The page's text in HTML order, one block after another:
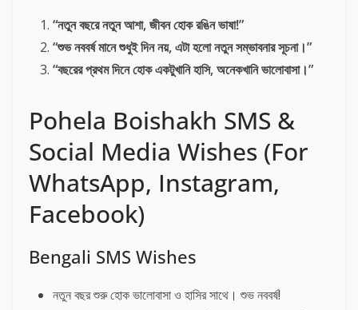
“নতুন বছরে নতুন আশা, জীবন হোক রঙিন ভাষা!”
“শুভ নববর্ষ মানে শুধুই দিন নয়, এটা হলো নতুন সম্ভাবনার সূচনা।”
“বছরের প্রথম দিনে হোক একটুখানি হাসি, অনেকখানি ভালোবাসা।”
Pohela Boishakh SMS &
Social Media Wishes (For
WhatsApp, Instagram,
Facebook)
Bengali SMS Wishes
নতুন বছর শুরু হোক ভালোবাসা ও হাসির সাথে। শুভ নববর্ষ!